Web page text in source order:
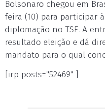
Bolsonaro chegou em
feira (10) para participar
diplomação no TSE. A
resultado eleição e dá
mandato para o qual
[irp posts="52469" ]